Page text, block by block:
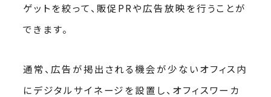
ゲットを絞って、販促 PRや広告放映を行うことが
できます。
通常、広告が掲出される機会が少ないオフィス内
にデジタルサイネージを設置し、オフィスワーカ